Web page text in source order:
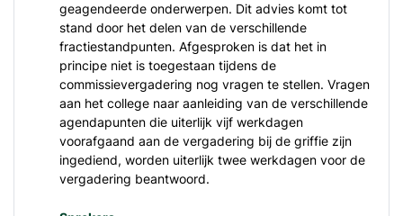
geagendeerde onderwerpen. Dit advies komt tot
stand door het delen van de verschillende
fractiestandpunten. Afgesproken is dat het in
principe niet is toegestaan tijdens de
commissievergadering nog vragen te stellen. Vragen
aan het college naar aanleiding van de verschillende
agendapunten die uiterlijk vijf werkdagen
voorafgaand aan de vergadering bij de griffie zijn
ingediend, worden uiterlijk twee werkdagen voor de
vergadering beantwoord.